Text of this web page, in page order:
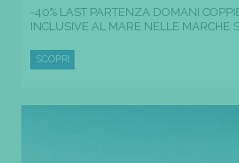
-40% LAST PARTENZA DOMANI
INCLUSIVE AL MARE NELLE
SCOPRI